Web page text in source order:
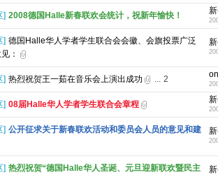
] 2008德国Halle新春联欢会统计，祝新年愉快！
] 德国Halle华人学者学生联合会会徽、会旗投票广泛
：
] 热烈祝贺王一茹在音乐会上演出成功 ... 2
] 08届Halle华人学者学生联合会章程
] 公开征求关于新春联欢活动和委员会人员的意见和建
] 热烈祝贺“德国Halle华人圣诞、元旦迎新联欢暨民主